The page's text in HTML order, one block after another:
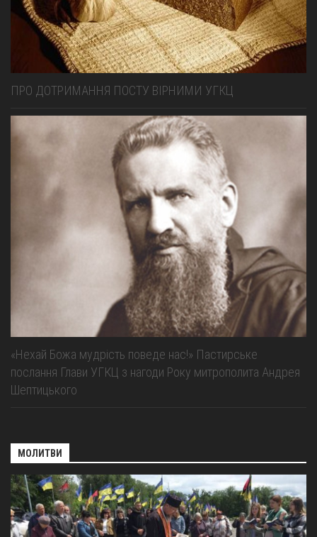
ПРО ДОТРИМАННЯ ПОСТУ ВІРНИМИ УГКЦ
«Нехай Божа мудрість поведе нас!» Пастирське
послання Глави УГКЦ з нагоди Року митрополита Андрея
Шептицького
МОЛИТВИ